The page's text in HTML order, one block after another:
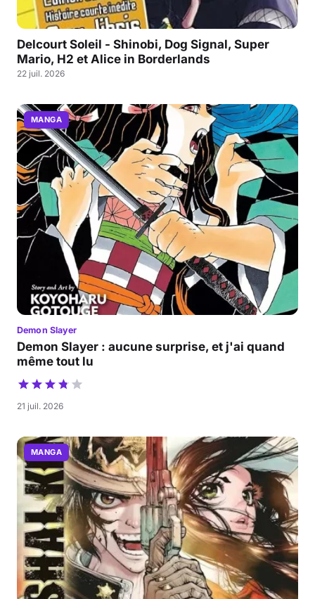
Delcourt Soleil - Shinobi, Dog Signal, Super
Mario, H2 et Alice in Borderlands
22 juil. 2026
MANGA
Demon Slayer
Demon Slayer : aucune surprise, et j'ai quand
même tout lu
21 juil. 2026
MANGA